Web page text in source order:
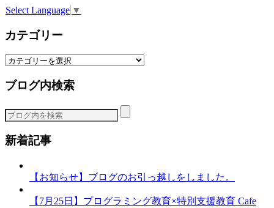
Select Language ▼
カテゴリー
カ
ゴ
ー
ブログ内検索
新着記事
【お知らせ】ブログのお引っ越しをしました。
【7月25日】プログラミング教育×特別支援教育 Cafe